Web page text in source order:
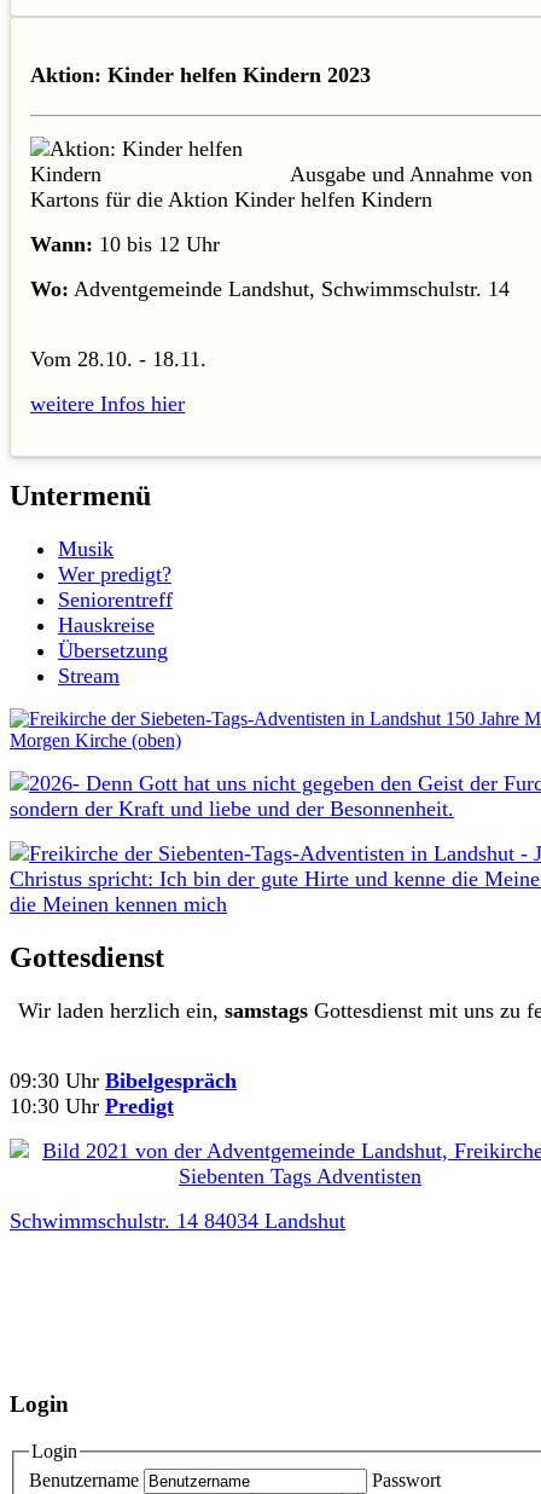
Aktion: Kinder helfen Kindern 2023
Ausgabe und Annahme von
Kartons für die Aktion Kinder helfen Kindern
Wann: 10 bis 12 Uhr
Wo: Adventgemeinde Landshut, Schwimmschulstr. 14
Vom 28.10. - 18.11.
weitere Infos hier
Untermenü
Musik
Wer predigt?
Seniorentreff
Hauskreise
Übersetzung
Stream
Gottesdienst
Wir laden herzlich ein, samstagsGottesdienst mit uns zu
09:30 Uhr Bibelgespräch
10:30 Uhr Predigt
Schwimmschulstr. 14 84034 Landshut
Login
Login
Benutzername
Passwort